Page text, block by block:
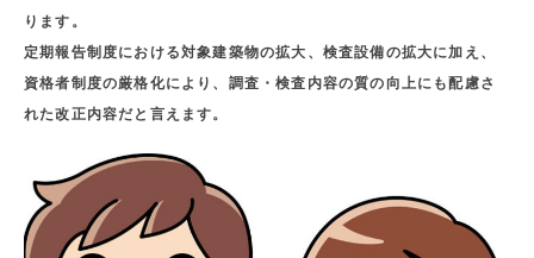
ります。
定期報告制度における対象建築物の拡大、検査設備の拡大に加え、
資格者制度の厳格化により、調査・検査内容の質の向上にも配慮さ
れた改正内容だと言えます。